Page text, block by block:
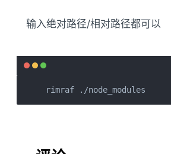
输入绝对路径/相对路径都可以
rimraf ./node_modules